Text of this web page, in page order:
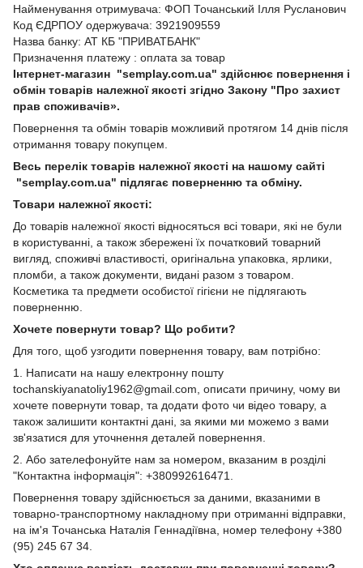
Найменування отримувача: ФОП Точанський Ілля Русланович
Код ЄДРПОУ одержувача: 3921909559
Назва банку: АТ КБ "ПРИВАТБАНК"
Призначення платежу : оплата за товар
Інтернет-магазин "semplay.com.ua" здійснює повернення і
обмін товарів належної якості згідно Закону "Про захист
прав споживачів».
Повернення та обмін товарів можливий протягом 14 днів після
отримання товару покупцем.
Весь перелік товарів належної якості на нашому сайті
"semplay.com.ua" підлягає поверненню та обміну.
Товари належної якості:
До товарів належної якості відносяться всі товари, які не були
в користуванні, а також збережені їх початковий товарний
вигляд, споживчі властивості, оригінальна упаковка, ярлики,
пломби, а також документи, видані разом з товаром.
Косметика та предмети особистої гігієни не підлягають
поверненню.
Хочете повернути товар? Що робити?
Для того, щоб узгодити повернення товару, вам потрібно:
1. Написати на нашу електронну пошту
tochanskiyanatoliy1962@gmail.com, описати причину, чому ви
хочете повернути товар, та додати фото чи відео товару, а
також залишити контактні дані, за якими ми можемо з вами
зв'язатися для уточнення деталей повернення.
2. Або зателефонуйте нам за номером, вказаним в розділі
"Контактна інформація": +380992616471.
Повернення товару здійснюється за даними, вказаними в
товарно-транспортному накладному при отриманні відправки,
на ім'я Точанська Наталія Геннадіївна, номер телефону +380
(95) 245 67 34.